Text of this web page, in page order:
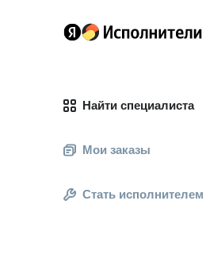
Найти специалиста
Мои заказы
Стать исполнителем